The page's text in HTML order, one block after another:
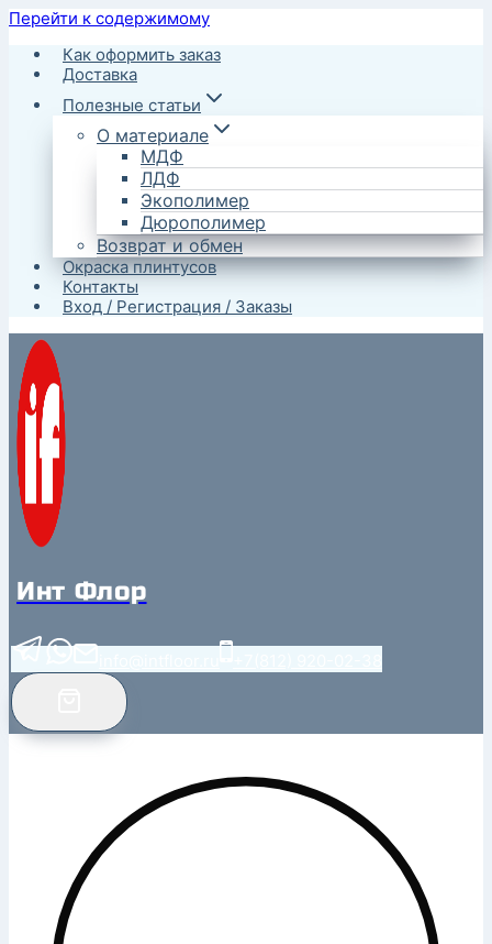
Перейти к содержимому
Как оформить заказ
Доставка
Полезные статьи
О материале
МДФ
ЛДФ
Экополимер
Дюрополимер
Возврат и обмен
Окраска плинтусов
Контакты
Вход / Регистрация / Заказы
Инт Флор